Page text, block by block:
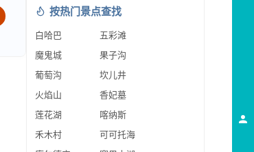
按热门景点查找
白哈巴
五彩滩
魔鬼城
果子沟
葡萄沟
坎儿井
火焰山
香妃墓
莲花湖
喀纳斯
禾木村
可可托海